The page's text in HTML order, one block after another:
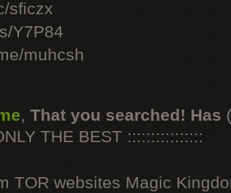
sficzx
Y7P84
muhcsh
, That you searched! Has
THE BEST ::::::::::::::::
TOR websites Magic